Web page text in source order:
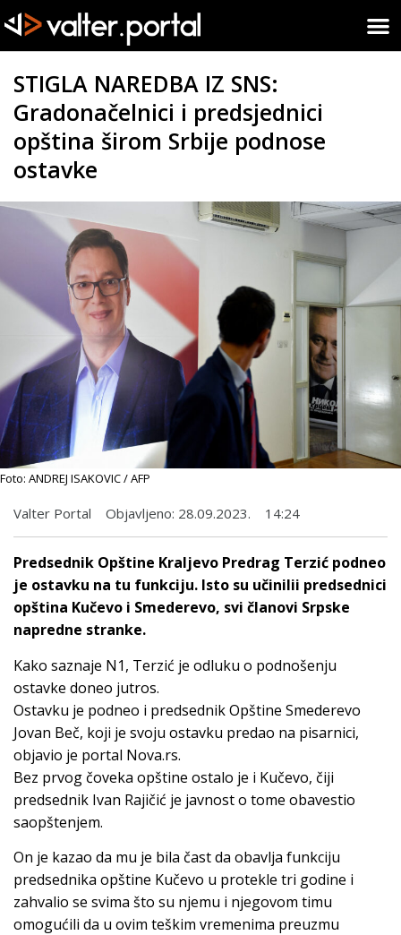
STIGLA NAREDBA IZ SNS:
Gradonačelnici i predsjednici
opština širom Srbije podnose
ostavke
Foto: ANDREJ ISAKOVIC / AFP
Valter Portal Objavljeno: 28.09.2023. 14:24
Predsednik Opštine Kraljevo Predrag Terzić podneo
je ostavku na tu funkciju. Isto su učinilii predsednici
opština Kučevo i Smederevo, svi članovi Srpske
napredne stranke.
Kako saznaje N1, Terzić je odluku o podnošenju
ostavke doneo jutros.
Ostavku je podneo i predsednik Opštine Smederevo
Jovan Beč, koji je svoju ostavku predao na pisarnici,
objavio je portal Nova.rs.
Bez prvog čoveka opštine ostalo je i Kučevo, čiji
predsednik Ivan Rajičić je javnost o tome obavestio
saopštenjem.
On je kazao da mu je bila čast da obavlja funkciju
predsednika opštine Kučevo u protekle tri godine i
zahvalio se svima što su njemu i njegovom timu
omogućili da u ovim teškim vremenima preuzmu